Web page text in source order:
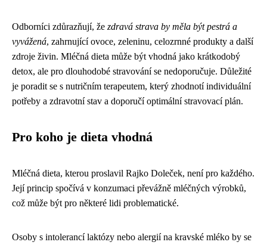
Odborníci zdůrazňují, že zdravá strava by měla být pestrá a
vyvážená, zahrnující ovoce, zeleninu, celozrnné produkty a další
zdroje živin. Mléčná dieta může být vhodná jako krátkodobý
detox, ale pro dlouhodobé stravování se nedoporučuje. Důležité
je poradit se s nutričním terapeutem, který zhodnotí individuální
potřeby a zdravotní stav a doporučí optimální stravovací plán.
Pro koho je dieta vhodná
Mléčná dieta, kterou proslavil Rajko Doleček, není pro každého.
Její princip spočívá v konzumaci převážně mléčných výrobků,
což může být pro některé lidi problematické.
Osoby s intolerancí laktózy nebo alergií na kravské mléko by se